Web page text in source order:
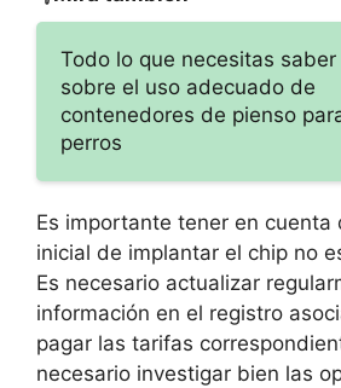
Todo lo que necesitas saber
sobre el uso adecuado de
contenedores de pienso
perros
Es importante tener en cuenta
inicial de implantar el chip no
Es necesario actualizar
información en el registro
pagar las tarifas
necesario investigar bien las